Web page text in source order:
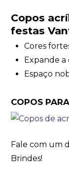
Copos
festas
Cores
Expande a
Espaço
COPOS
Fale com um
Brindes!